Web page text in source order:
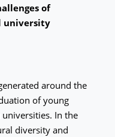
of
university
around the
of young
In the
diversity and